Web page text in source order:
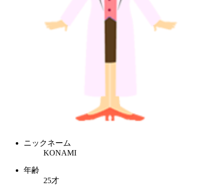
ニックネーム
KONAMI
年齢
25才